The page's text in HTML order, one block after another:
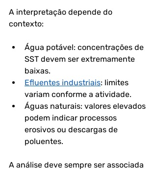
A interpretação depende do
contexto:
Água potável: concentrações de
SST devem ser extremamente
baixas.
Efluentes industriais: limites
variam conforme a atividade.
Águas naturais: valores elevados
podem indicar processos
erosivos ou descargas de
poluentes.
A análise deve sempre ser associada